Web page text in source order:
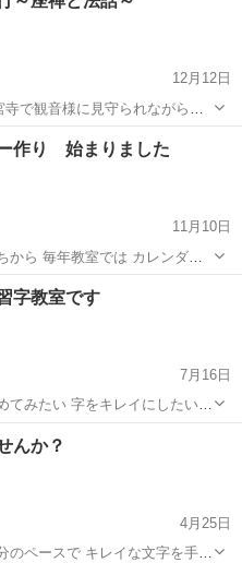
子 等 性格が違っても自分の
12月12日
で観音様に見守られながら朝
体を動かし、心の声を聴いてみ
作り 始まりました
11月10日
ら 毎年教室では カレンダー
字
字教室です
7月16日
しく字を学びたいとお考えの
字
んか？
4月25日